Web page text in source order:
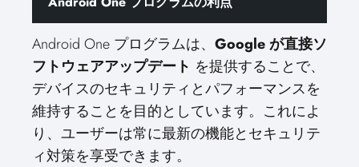
Android One プログラムは、 Google が直接ソ
フトウェアアップデート を提供することで、
デバイスのセキュリティとパフォーマンスを
維持することを目的としています。これによ
り、ユーザーは常に最新の機能とセキュリテ
ィ対策を享受できます。